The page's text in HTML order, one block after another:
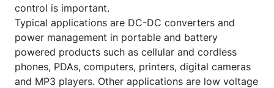
control is important.
Typical applications are DC-DC converters and
power management in portable and battery
powered products such as cellular and cordless
phones, PDAs, computers, printers, digital cameras
and MP3 players. Other applications are low voltage